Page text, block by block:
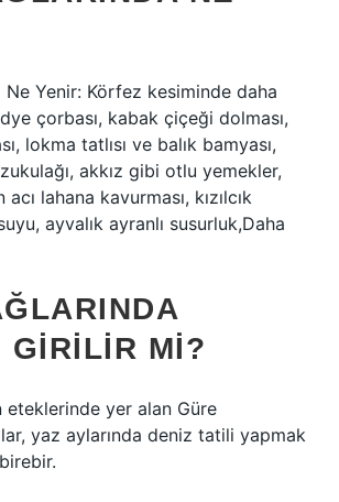
Ne Yenir: Körfez kesiminde daha
çorbası, kabak çiçeği dolması,
lokma tatlısı ve balık bamyası,
akkız gibi otlu yemekler,
lahana kavurması, kızılcık
ayvalık ayranlı susurluk,Daha
GIRILIR MI?
eteklerinde yer alan Güre
yaz aylarında deniz tatili yapmak